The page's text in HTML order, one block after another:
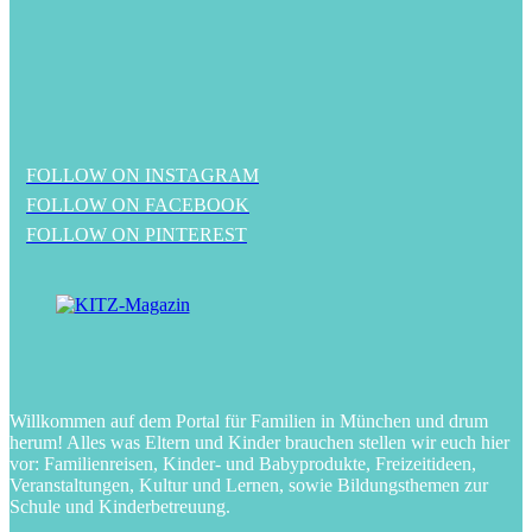
FOLLOW ON INSTAGRAM
FOLLOW ON FACEBOOK
FOLLOW ON PINTEREST
Willkommen auf dem Portal für Familien in München und drum
herum! Alles was Eltern und Kinder brauchen stellen wir euch hier
vor: Familienreisen, Kinder- und Babyprodukte, Freizeitideen,
Veranstaltungen, Kultur und Lernen, sowie Bildungsthemen zur
Schule und Kinderbetreuung.